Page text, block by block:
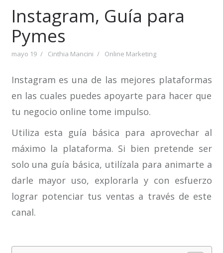
Instagram, Guía para
Pymes
mayo 19 Cinthia Mancini Online Marketing
Instagram es una de las mejores plataformas
en las cuales puedes apoyarte para hacer que
tu negocio online tome impulso.
Utiliza esta guía básica para aprovechar al
máximo la plataforma. Si bien pretende ser
solo una guía básica, utilízala para animarte a
darle mayor uso, explorarla y con esfuerzo
lograr potenciar tus ventas a través de este
canal.